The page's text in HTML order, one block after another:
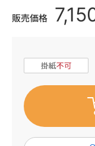
販売価格